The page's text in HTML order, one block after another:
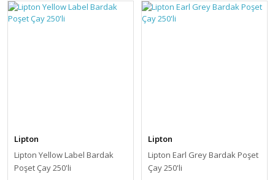
Lipton
Lipton Yellow Label Bardak
Poşet Çay 250'li
Lipton
Lipton Earl Grey Bardak Poşet
Çay 250'li